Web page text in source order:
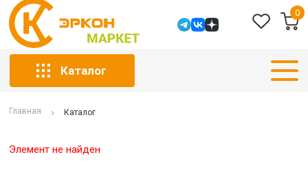
0
Каталог
Главная Каталог
Элемент не найден